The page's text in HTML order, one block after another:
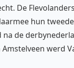
De
hun tweede
na de
werd